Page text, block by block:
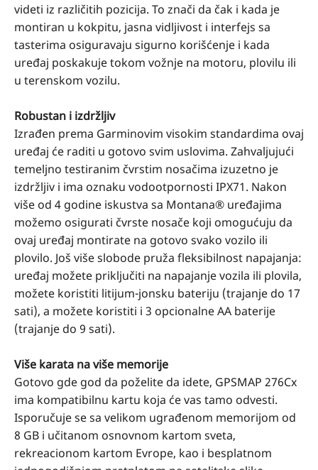
videti iz različitih pozicija. To znači da čak i kada je
montiran u kokpitu, jasna vidljivost i interfejs sa
tasterima osiguravaju sigurno korišćenje i kada
uređaj poskakuje tokom vožnje na motoru, plovilu ili
u terenskom vozilu.
Robustan i izdržljiv
Izrađen prema Garminovim visokim standardima ovaj
uređaj će raditi u gotovo svim uslovima. Zahvaljujući
temeljno testiranim čvrstim nosačima izuzetno je
izdržljiv i ima oznaku vodootpornosti IPX71. Nakon
više od 4 godine iskustva sa Montana® uređajima
možemo osigurati čvrste nosače koji omogućuju da
ovaj uređaj montirate na gotovo svako vozilo ili
plovilo. Još više slobode pruža fleksibilnost napajanja:
uređaj možete priključiti na napajanje vozila ili plovila,
možete koristiti litijum-jonsku bateriju (trajanje do 17
sati), a možete koristiti i 3 opcionalne AA baterije
(trajanje do 9 sati).
Više karata na više memorije
Gotovo gde god da poželite da idete, GPSMAP 276Cx
ima kompatibilnu kartu koja će vas tamo odvesti.
Isporučuje se sa velikom ugrađenom memorijom od
8 GB i učitanom osnovnom kartom sveta,
rekreacionom kartom Evrope, kao i besplatnom